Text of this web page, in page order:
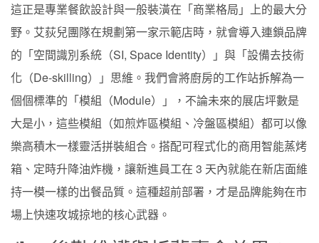
這正是專業餐飲設計與一般裝潢在「商業格局」上的最大分
野。艾荻兒團隊在規劃第一家示範店時，就會導入連鎖品牌
的「空間識別系統（SI, Space Identity）」與「設備去技術
化（De-skilling）」思維。我們會將廚房的工作站拆解為一
個個標準的「模組（Module）」，不論未來的展店坪數是
大是小，這些模組（如煎炸區模組、冷盤區模組）都可以像
樂高積木一樣靈活拼裝組合。搭配可程式化的商用智能蒸烤
箱、定時升降油炸機，讓新進員工在 3 天內就能在新店面維
持一模一樣的出餐品質。這種超前部署，才是品牌能夠在市
場上快速攻城掠地的核心武器。